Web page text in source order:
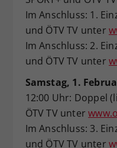
Im Anschluss: 1.
und ÖTV TV unter
Im Anschluss: 2.
und ÖTV TV unter
Samstag, 1.
12:00 Uhr: Doppel
ÖTV TV unter
Im Anschluss: 3.
und ÖTV TV unter